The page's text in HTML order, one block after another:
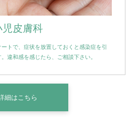
児皮膚科
トで、症状を放置しておくと感染症を引
違和感を感じたら、ご相談下さい。
細はこちら